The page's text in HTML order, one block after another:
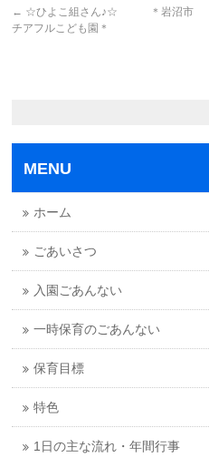
← ☆ひよこ組さん♪☆ ＊岩沼市
チアフルこども園＊
MENU
ホーム
ごあいさつ
入園ごあんない
一時保育のごあんない
保育目標
特色
1日の主な流れ・年間行事